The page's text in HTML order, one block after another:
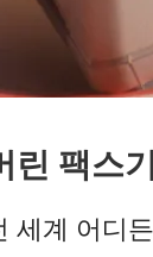
린 팩스
세계 어디